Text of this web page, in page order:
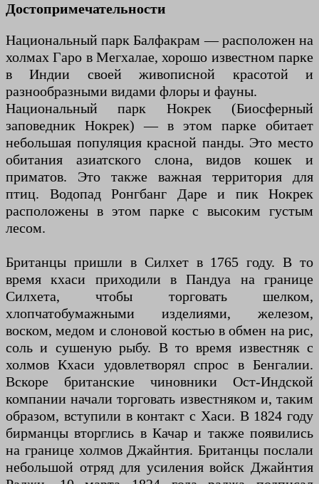
Достопримечательности
Национальный парк Балфакрам — расположен на
холмах Гаро в Мегхалае, хорошо известном парке
в Индии своей живописной красотой и
разнообразными видами флоры и фауны.
Национальный парк Нокрек (Биосферный
заповедник Нокрек) — в этом парке обитает
небольшая популяция красной панды. Это место
обитания азиатского слона, видов кошек и
приматов. Это также важная территория для
птиц. Водопад Ронгбанг Даре и пик Нокрек
расположены в этом парке с высоким густым
лесом.
Британцы пришли в Силхет в 1765 году. В то
время кхаси приходили в Пандуа на границе
Силхета, чтобы торговать шелком,
хлопчатобумажными изделиями, железом,
воском, медом и слоновой костью в обмен на рис,
соль и сушеную рыбу. В то время известняк с
холмов Кхаси удовлетворял спрос в Бенгалии.
Вскоре британские чиновники Ост-Индской
компании начали торговать известняком и, таким
образом, вступили в контакт с Хаси. В 1824 году
бирманцы вторглись в Качар и также появились
на границе холмов Джайнтия. Британцы послали
небольшой отряд для усиления войск Джайнтия